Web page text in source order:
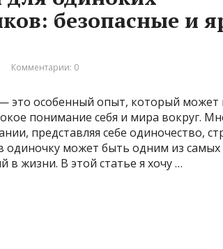
безопасные и
Комментарии: 0
это особенный опыт, который может
понимание себя и мира вокруг.
представляя себе одиночество,
одиночку может быть одним из
жизни. В этой статье я хочу …